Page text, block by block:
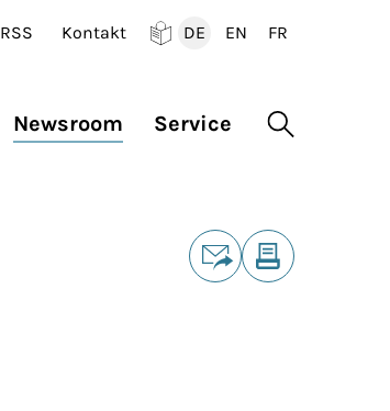
RSS Kontakt
DE
EN
FR
Newsroom Service Suche